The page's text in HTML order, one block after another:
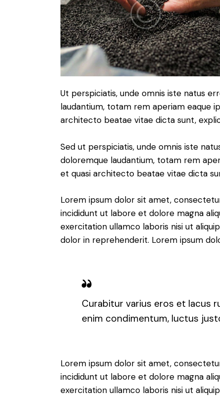
Ut perspiciatis, unde omnis iste natus
laudantium, totam rem aperiam eaque
architecto beatae vitae dicta sunt,
Sed ut perspiciatis, unde omnis iste
doloremque laudantium, totam rem
et quasi architecto beatae vitae dicta
Lorem ipsum dolor sit amet,
incididunt ut labore et dolore magna
exercitation ullamco laboris nisi ut
dolor in reprehenderit. Lorem ipsum
Curabitur varius eros et lacus
enim condimentum, luctus
Lorem ipsum dolor sit amet,
incididunt ut labore et dolore magna
exercitation ullamco laboris nisi ut